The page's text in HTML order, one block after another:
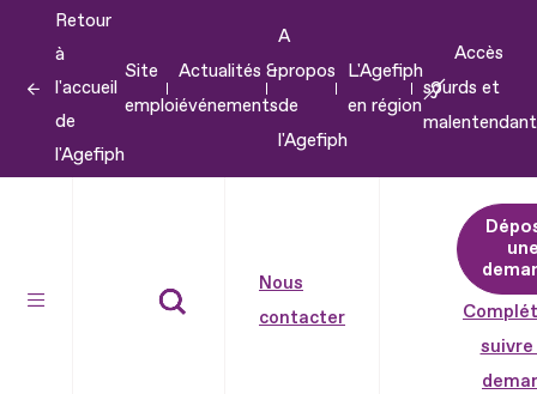
contenu
Retour
à
l'accueil
de
l'Agefiph
Site
emploi
Actualités &
événements
A
propos
de
l'Agefiph
L'Agefiph
en région
Accès
sourds et
Nous
contacter
suivre